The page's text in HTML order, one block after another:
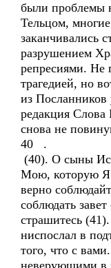
были проблемы
Тельцом,
заканчивались
разрушением
репресиями. Не
трагедией, но
из
редакция Слова
снова не
40 .
(40). О сыны
Мою, которую Я
верно
соблюдать
страшитесь
ниспослал в
того, что с
неверующими в